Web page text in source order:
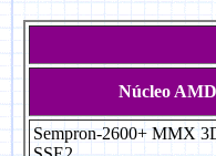
Núcleo AMD
Sempron-2600+ MMX